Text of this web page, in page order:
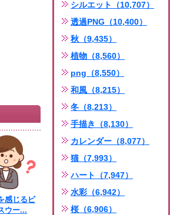
感じるビ
ウー...
シルエット（10,707）
透過PNG（10,400）
秋（9,435）
植物（8,560）
png（8,550）
和風（8,215）
冬（8,213）
手描き（8,130）
カレンダー（8,077）
猫（7,993）
ハート（7,947）
水彩（6,942）
桜（6,906）